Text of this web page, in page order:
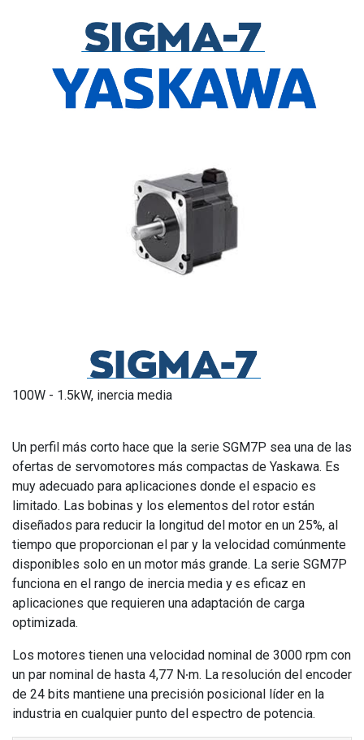
100W - 1.5kW, inercia media
Un perfil más corto hace que la serie SGM7P sea una de las
ofertas de servomotores más compactas de Yaskawa. Es
muy adecuado para aplicaciones donde el espacio es
limitado. Las bobinas y los elementos del rotor están
diseñados para reducir la longitud del motor en un 25%, al
tiempo que proporcionan el par y la velocidad comúnmente
disponibles solo en un motor más grande. La serie SGM7P
funciona en el rango de inercia media y es eficaz en
aplicaciones que requieren una adaptación de carga
optimizada.
Los motores tienen una velocidad nominal de 3000 rpm con
un par nominal de hasta 4,77 N∙m. La resolución del encoder
de 24 bits mantiene una precisión posicional líder en la
industria en cualquier punto del espectro de potencia.